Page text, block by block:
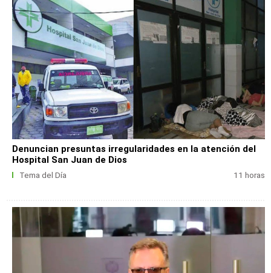
Denuncian presuntas irregularidades en la atención del
Hospital San Juan de Dios
Tema del Día 11 horas